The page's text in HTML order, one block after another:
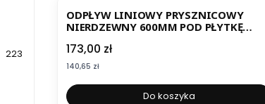
223
ODPŁYW LINIOWY PRYSZNICOWY
NIERDZEWNY 600MM POD PŁYTKĘ
Cena
173,00 zł
Cena
140,65 zł
Do koszyka